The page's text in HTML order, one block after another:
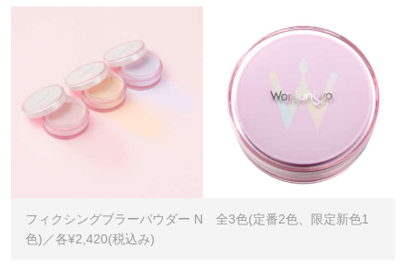
フィクシングブラーパウダー N 全3色(定番2色、限定新色1
色)／各¥2,420(税込み)